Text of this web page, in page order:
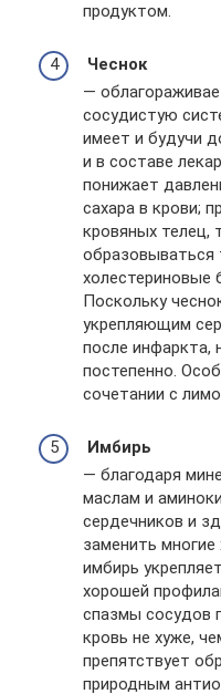
продуктом.
Чеснок
—
сосудистую
имеет и будучи
и в составе
понижает
сахара в крови;
кровяных телец,
образовываться
холестериновые
Поскольку
укрепляющим
после инфаркта,
постепенно.
сочетании с
Имбирь
— благодаря
маслам и
сердечников и
заменить
имбирь
хорошей
спазмы сосудов
кровь не хуже,
препятствует
природным